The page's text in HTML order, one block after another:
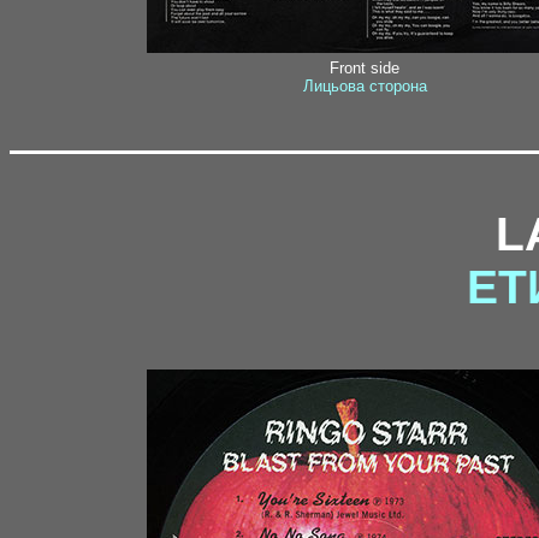
Front side
Лицьова сторона